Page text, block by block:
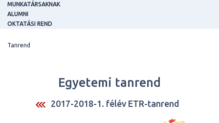
MUNKATÁRSAKNAK
ALUMNI
OKTATÁSI REND
Tanrend
Egyetemi tanrend
2017-2018-1. félév ETR-tanrend